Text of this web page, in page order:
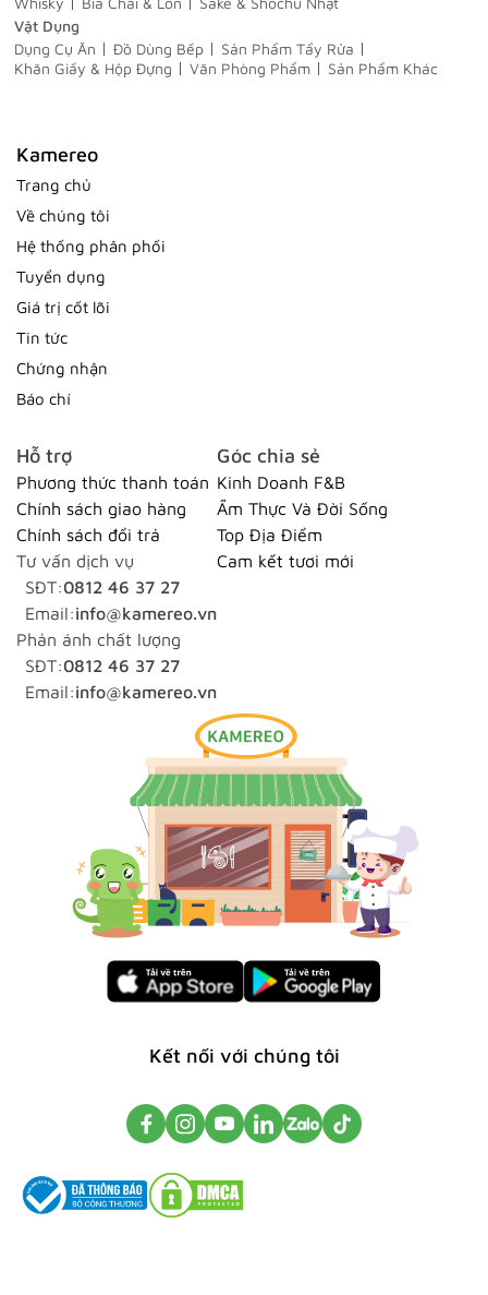
Vật Dụng
Dụng Cụ Ăn
Đồ Dùng Bếp
Sản Phẩm Tẩy Rửa
Khăn Giấy & Hộp Đựng
Văn Phòng Phẩm Sản Phẩm Khác
Kamereo
Trang chủ
Về chúng tôi
Hệ thống phân phối
Tuyển dụng
Giá trị cốt lõi
Tin tức
Chứng nhận
Báo chí
Hỗ trợ
Phương thức thanh toán
Chính sách giao hàng
Chính sách đổi trả
Tư vấn dịch vụ
SĐT:0812 46 37 27
Email:info@kamereo.vn
Phản ánh chất lượng
SĐT:0812 46 37 27
Email:info@kamereo.vn
Góc chia sẻ
Kinh Doanh F&B
Ẩm Thực Và Đời Sống
Top Địa Điểm
Cam kết tươi mới
Kết nối với chúng tôi